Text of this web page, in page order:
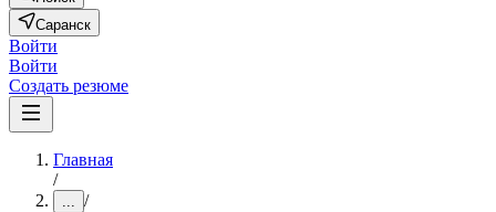
Саранск
Войти
Войти
Создать резюме
Главная
/
... /